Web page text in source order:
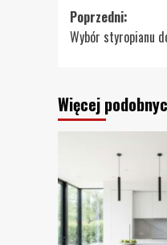
Zobacz
wpisy
Poprzedni:
Wybór styropianu
Więcej